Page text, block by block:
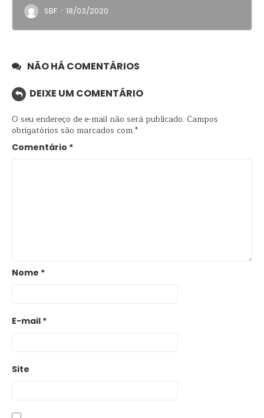
SBF · 18/03/2020
NÃO HÁ COMENTÁRIOS
DEIXE UM COMENTÁRIO
O seu endereço de e-mail não será publicado. Campos
obrigatórios são marcados com*
Comentário *
Nome *
E-mail *
Site